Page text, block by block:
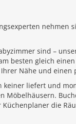
nehmen
sind –
besten gleich
Nähe und einen
keiner liefert und
Möbelhäusern.
die